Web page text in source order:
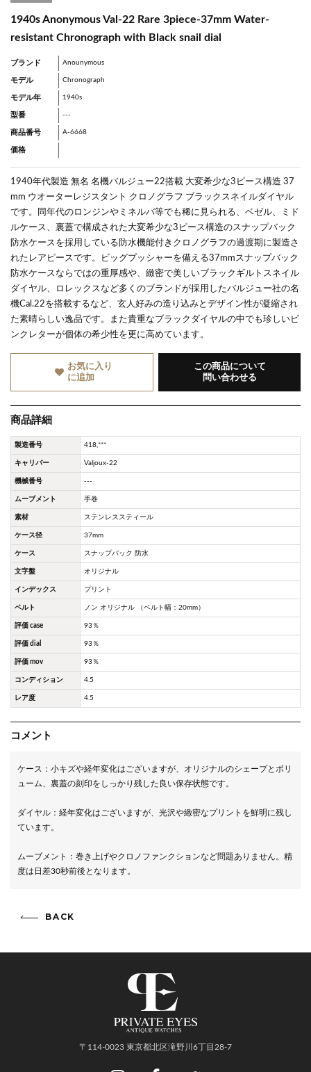
1940s Anonymous Val-22 Rare 3piece-37mm Water-
resistant Chronograph with Black snail dial
ブランド Anounymous
モデル Chronograph
モデル年 1940s
型番 ---
商品番号 A-6668
価格
1940年代製造 無名 名機バルジュー22搭載 大変希少な3ピース構造 37
mm ウオーターレジスタント クロノグラフ ブラックスネイルダイヤル
です。同年代のロンジンやミネルバ等でも稀に見られる、ベゼル、ミド
ルケース、裏蓋で構成された大変希少な3ピース構造のスナップバック
防水ケースを採用している防水機能付きクロノグラフの過渡期に製造さ
れたレアピースです。ビッグプッシャーを備える37mmスナップバック
防水ケースならではの重厚感や、緻密で美しいブラックギルトスネイル
ダイヤル、ロレックスなど多くのブランドが採用したバルジュー社の名
機Cal.22を搭載するなど、玄人好みの造り込みとデザイン性が凝縮され
た素晴らしい逸品です。また貴重なブラックダイヤルの中でも珍しいピ
ンクレターが個体の希少性を更に高めています。
お気に入り
に追加
この商品について
問い合わせる
商品詳細
製造番号 418,***
キャリバー Valjoux-22
機械番号 ---
ムーブメント 手巻
素材 ステンレススティール
ケース径 37mm
ケース スナップバック 防水
文字盤 オリジナル
インデックス プリント
ベルト ノン オリジナル （ベルト幅：20mm）
評価 case 93％
評価 dial 93％
評価 mov 93％
コンディション 4.5
レア度 4.5
コメント
ケース：小キズや経年変化はございますが、オリジナルのシェープとボリ
ューム、裏蓋の刻印をしっかり残した良い保存状態です。
ダイヤル：経年変化はございますが、光沢や緻密なプリントを鮮明に残し
ています。
ムーブメント：巻き上げやクロノファンクションなど問題ありません。精
度は日差30秒前後となります。
BACK
〒114-0023 東京都北区滝野川6丁目28-7